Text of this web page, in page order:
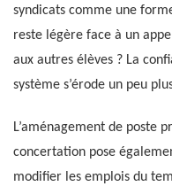
syndicats comme une
reste légère face à un
aux autres élèves ? La
système s’érode un peu
L’aménagement de poste
concertation pose
modifier les emplois du